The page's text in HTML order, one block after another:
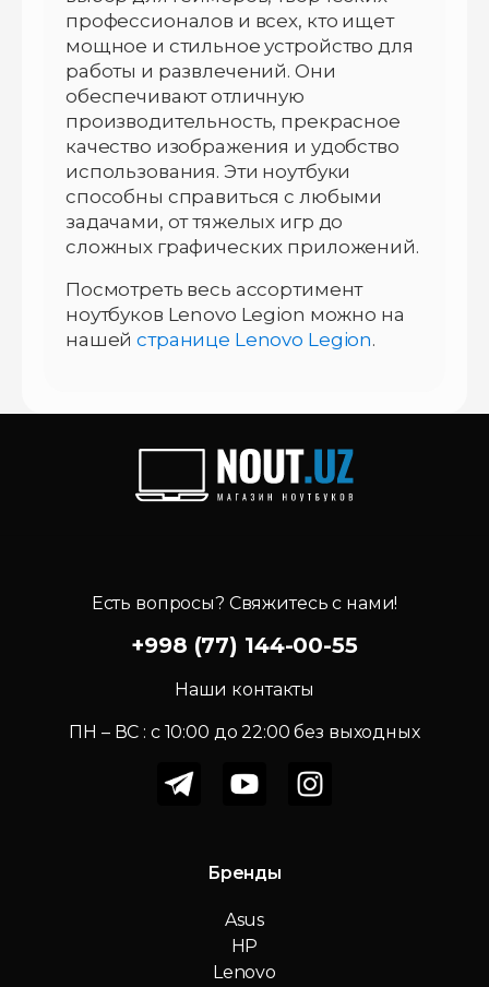
профессионалов и всех, кто ищет
мощное и стильное устройство для
работы и развлечений. Они
обеспечивают отличную
производительность, прекрасное
качество изображения и удобство
использования. Эти ноутбуки
способны справиться с любыми
задачами, от тяжелых игр до
сложных графических приложений.
Посмотреть весь ассортимент
ноутбуков Lenovo Legion можно на
нашейстранице Lenovo Legion.
Есть вопросы? Свяжитесь с нами!
+998 (77) 144-00-55
Наши контакты
ПН – ВС : c 10:00 до 22:00 без выходных
Бренды
Asus
HP
Lenovo